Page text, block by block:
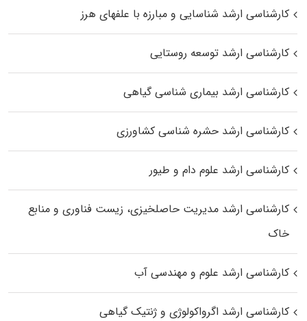
کارشناسی ارشد شناسایی و مبارزه با علفهای هرز
کارشناسی ارشد توسعه روستایی
کارشناسی ارشد بیماری‌ شناسی گیاهی
کارشناسی ارشد حشره‌ شناسی کشاورزی
کارشناسی ارشد علوم دام و طیور
کارشناسی ارشد مدیریت حاصلخیزی، زیست فناوری و منابع
خاک
کارشناسی ارشد علوم و مهندسی آب
کارشناسی ارشد اگرواکولوژی و ژنتیک گیاهی